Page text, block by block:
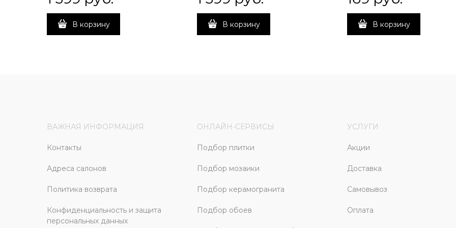
В корзину В корзину В корзину
ВАЖНАЯ ИНФОРМАЦИЯ
Контакты
Адреса салонов
Политика возврата
Конфиденциальность и защита
персональных данных
ОНЛАЙН-СЕРВИСЫ
Подбор плитки
Подбор мозаики
Подбор керамогранита
Подбор обоев
УСЛУГИ
Акции
Доставка
Самовывоз
Оплата